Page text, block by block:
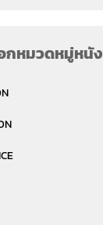
กหมวดหมู่หนัง